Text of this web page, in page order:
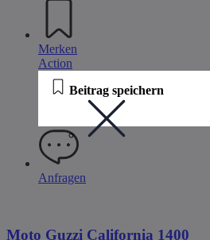
Merken
Action
Beitrag speichern
Anfragen
Moto Guzzi California 1400